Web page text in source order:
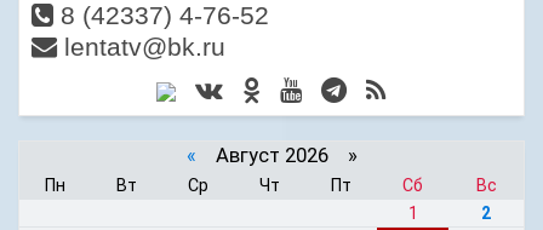
8 (42337) 4-76-52
lentatv@bk.ru
« Август 2026 »
Пн Вт Ср Чт Пт Сб
Вс
1
2